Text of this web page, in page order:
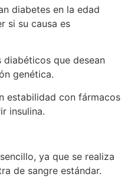
diabetes en la edad
si su causa es
diabéticos que desean
genética.
estabilidad con fármacos
insulina.
ya que se realiza
de sangre estándar.